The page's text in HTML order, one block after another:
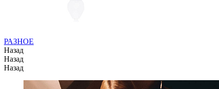
РАЗНОЕ
Назад
Назад
Назад